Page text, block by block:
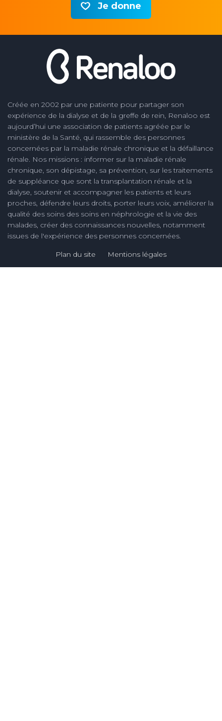
Je donne
Créée en 2002 par une patiente pour partager son
expérience de la dialyse et de la greffe de rein, Renaloo est
aujourd’hui une association de patients agréée par le
ministère de la Santé, qui rassemble des personnes
concernées par la maladie rénale chronique et la défaillance
rénale. Nos missions : informer sur la maladie rénale
chronique, son dépistage, sa prévention, sur les traitements
de suppléance que sont la transplantation rénale et la
dialyse, soutenir et accompagner les patients et leurs
proches, défendre leurs droits, porter leurs voix, améliorer la
qualité des soins des soins en néphrologie et la vie des
malades, créer des connaissances nouvelles, notamment
issues de l'expérience des personnes concernées.
Plan du site Mentions légales